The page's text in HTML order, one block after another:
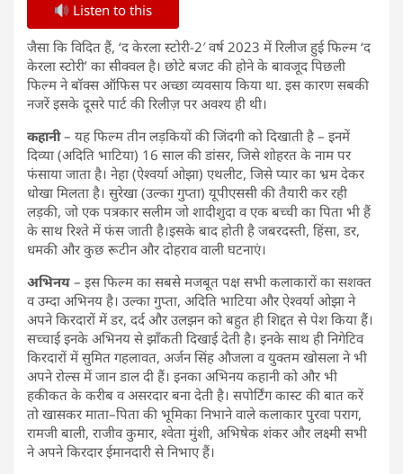
Listen to this
जैसा कि विदित हैं, ‘द केरला स्टोरी-2′ वर्ष 2023 में रिलीज हुई फिल्म ‘द
केरला स्टोरी’ का सीक्वल है। छोटे बजट की होने के बावजूद पिछली
फिल्म ने बॉक्स ऑफिस पर अच्छा व्यवसाय किया था. इस कारण सबकी
नजरें इसके दूसरे पार्ट की रिलीज़ पर अवश्य ही थी।
कहानी– यह फिल्म तीन लड़कियों की जिंदगी को दिखाती है – इनमें
दिव्या (अदिति भाटिया) 16 साल की डांसर, जिसे शोहरत के नाम पर
फंसाया जाता है। नेहा (ऐश्वर्या ओझा) एथलीट, जिसे प्यार का भ्रम देकर
धोखा मिलता है। सुरेखा (उल्का गुप्ता) यूपीएससी की तैयारी कर रही
लड़की, जो एक पत्रकार सलीम जो शादीशुदा व एक बच्ची का पिता भी हैं
के साथ रिश्ते में फंस जाती है।इसके बाद होती है जबरदस्ती, हिंसा, डर,
धमकी और कुछ रूटीन और दोहराव वाली घटनाएं।
अभिनय – इस फिल्म का सबसे मजबूत पक्ष सभी कलाकारों का सशक्त
व उम्दा अभिनय है। उल्का गुप्ता, अदिति भाटिया और ऐश्वर्या ओझा ने
अपने किरदारों में डर, दर्द और उलझन को बहुत ही शिद्दत से पेश किया हैं।
सच्चाई इनके अभिनय से झाँकती दिखाई देती है। इनके साथ ही निगेटिव
किरदारों में सुमित गहलावत, अर्जन सिंह औजला व युक्तम खोसला ने भी
अपने रोल्स में जान डाल दी हैं। इनका अभिनय कहानी को और भी
हकीकत के करीब व असरदार बना देती है। सपोर्टिंग कास्ट की बात करें
तो खासकर माता–पिता की भूमिका निभाने वाले कलाकार पुरवा पराग,
रामजी बाली, राजीव कुमार, श्वेता मुंशी, अभिषेक शंकर और लक्ष्मी सभी
ने अपने किरदार ईमानदारी से निभाए हैं।